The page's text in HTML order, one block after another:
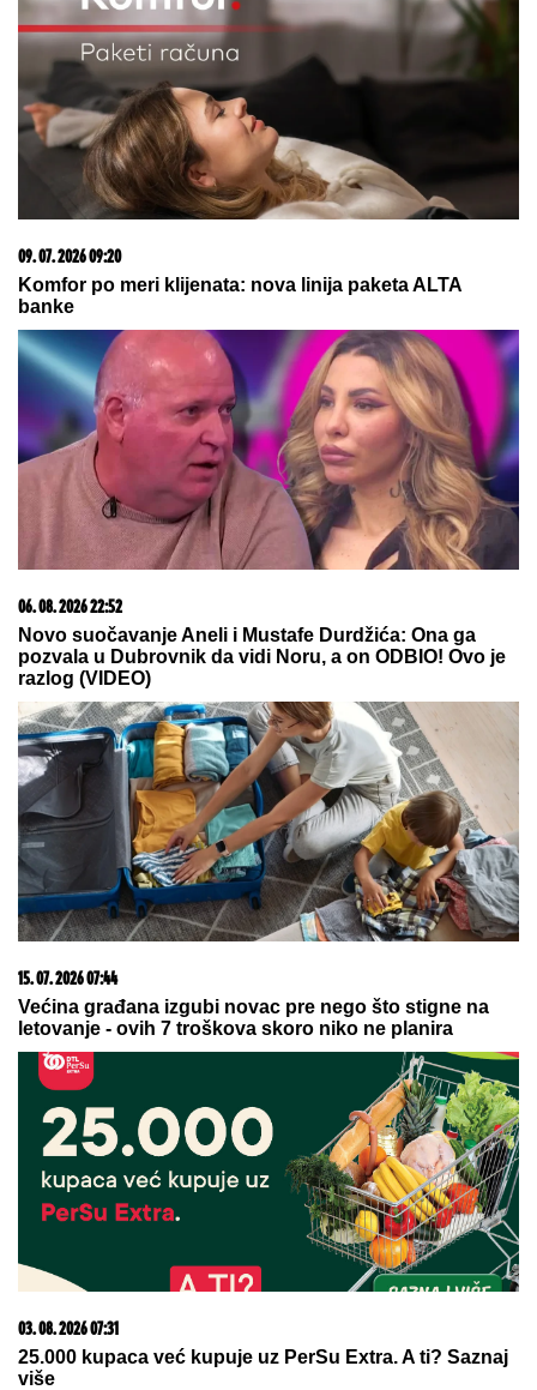
09. 07. 2026 09:20
Komfor po meri klijenata: nova linija paketa ALTA
banke
06. 08. 2026 22:52
Novo suočavanje Aneli i Mustafe Durdžića: Ona ga
pozvala u Dubrovnik da vidi Noru, a on ODBIO! Ovo je
razlog (VIDEO)
15. 07. 2026 07:44
Većina građana izgubi novac pre nego što stigne na
letovanje - ovih 7 troškova skoro niko ne planira
03. 08. 2026 07:31
25.000 kupaca već kupuje uz PerSu Extra. A ti? Saznaj
više